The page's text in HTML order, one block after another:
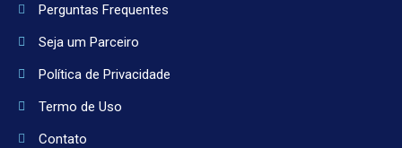
Perguntas Frequentes
Seja um Parceiro
Política de Privacidade
Termo de Uso
Contato